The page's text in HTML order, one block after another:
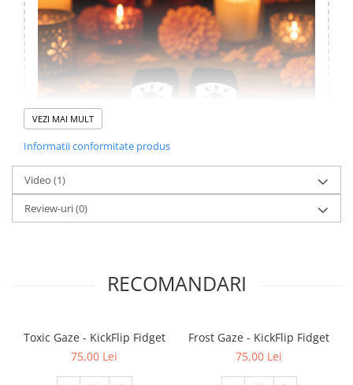
magnetic cu un design inspirat de grafica de skateboard. Este
Modelul Crimson Skull
Crimson Skull este varianta mai indrazneata: rosu intens, vibe de
colectie si prezenta vizuala puternica.
VEZI MAI MULT
Informatii conformitate produs
Video (1)
Review-uri(0)
RECOMANDARI
Toxic Gaze - KickFlip Fidget
75,00 Lei
Frost Gaze - KickFlip Fidget
75,00 Lei